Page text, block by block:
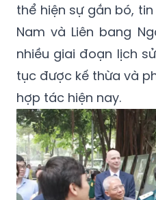
thể hiện sự gắn bó,
Nam và Liên bang
nhiều giai đoạn lịch
tục được kế thừa và
hợp tác hiện nay.